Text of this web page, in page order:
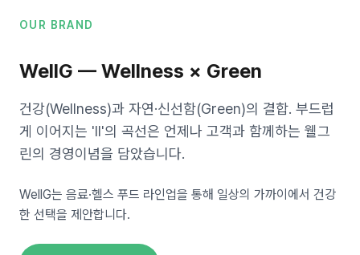
OUR BRAND
WellG — Wellness × Green
건강(Wellness)과 자연·신선함(Green)의 결합. 부드럽
게 이어지는 'll'의 곡선은 언제나 고객과 함께하는 웰그
린의 경영이념을 담았습니다.
WellG는 음료·헬스 푸드 라인업을 통해 일상의 가까이에서 건강
한 선택을 제안합니다.